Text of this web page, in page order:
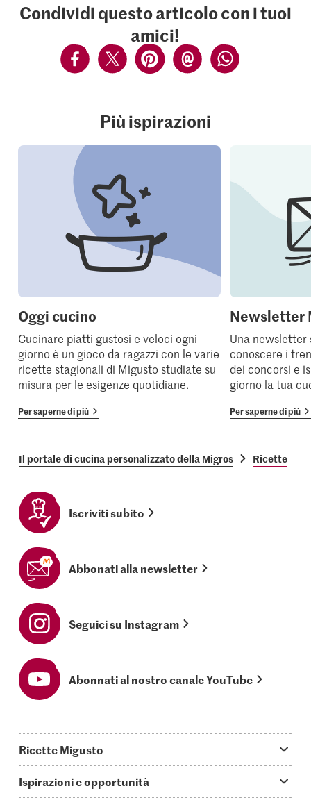
Condividi questo articolo con i tuoi
amici!
Più ispirazioni
Oggi cucino
Cucinare piatti gustosi e veloci ogni
giorno è un gioco da ragazzi con le varie
ricette stagionali di Migusto studiate su
misura per le esigenze quotidiane.
Per saperne di più
Newsletter
Una
conoscere i
dei concorsi e
giorno la tua
Per saperne di più
Il portale di cucina personalizzato della Migros Ricette
Iscriviti subito
Abbonati alla newsletter
Seguici su Instagram
Abonnati al nostro canale YouTube
Ricette Migusto
Oggi cucino
Ispirazioni e opportunità